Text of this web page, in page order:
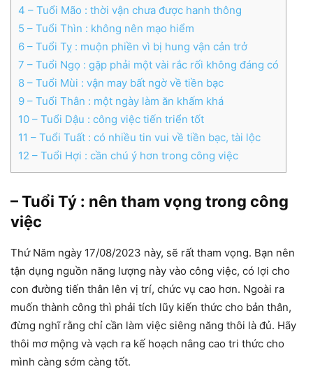
4 – Tuổi Mão : thời vận chưa được hanh thông
5 – Tuổi Thìn : không nên mạo hiểm
6 – Tuổi Tỵ : muộn phiền vì bị hung vận cản trở
7 – Tuổi Ngọ : gặp phải một vài rắc rối không đáng có
8 – Tuổi Mùi : vận may bất ngờ về tiền bạc
9 – Tuổi Thân : một ngày làm ăn khấm khá
10 – Tuổi Dậu : công việc tiến triển tốt
11 – Tuổi Tuất : có nhiều tin vui về tiền bạc, tài lộc
12 – Tuổi Hợi : cần chú ý hơn trong công việc
– Tuổi Tý : nên tham vọng trong công
việc
Thứ Năm ngày 17/08/2023 này, sẽ rất tham vọng. Bạn nên
tận dụng nguồn năng lượng này vào công việc, có lợi cho
con đường tiến thân lên vị trí, chức vụ cao hơn. Ngoài ra
muốn thành công thì phải tích lũy kiến thức cho bản thân,
đừng nghĩ rằng chỉ cần làm việc siêng năng thôi là đủ. Hãy
thôi mơ mộng và vạch ra kế hoạch nâng cao tri thức cho
mình càng sớm càng tốt.